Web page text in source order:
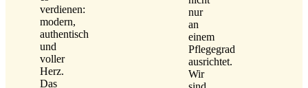
verdienen:
modern,
authentisch
und
voller
Herz.
Das
nur
an
einem
Pflegegrad
ausrichtet.
Wir